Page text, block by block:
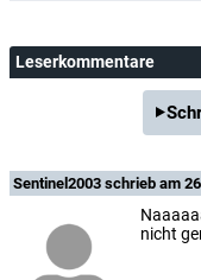
Leserkommentare
Sentinel2003 schrieb am
nicht